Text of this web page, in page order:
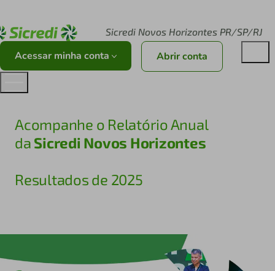
Sicredi Novos Horizontes PR/SP/RJ
Acessar minha conta Abrir conta
Acompanhe o Relatório Anual
da Sicredi Novos Horizontes
Resultados de 2025